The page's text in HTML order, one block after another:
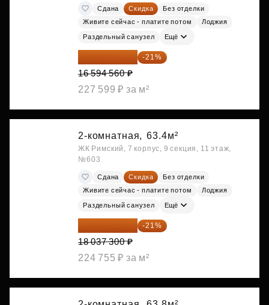
Сдана Скидка
Без отделки
Живите сейчас - платите потом
Лоджия
Раздельный санузел Ещё
13 109 702 ₽ -21%
16 594 560 ₽
227 599 ₽ за м²
2-комнатная, 63.4м²
ЖК Римский, 7 корпус, 9 секция, 11 этаж,
№603
Сдана Скидка
Без отделки
Живите сейчас - платите потом
Лоджия
Раздельный санузел Ещё
14 249 467 ₽ -21%
18 037 300 ₽
224 755 ₽ за м²